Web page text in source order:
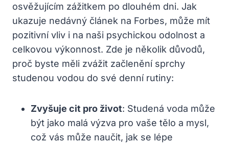
osvěžujícím zážitkem po dlouhém dni. Jak
ukazuje nedávný článek na Forbes, může mít
⁤pozitivní vliv i na naši psychickou odolnost a
celkovou výkonnost. Zde je několik důvodů,
proč byste měli zvážit začlenění sprchy
studenou vodou do své​ denní rutiny:
Zvyšuje cit pro život: Studená voda může
být jako malá​ výzva pro vaše tělo a mysl,
což vás může naučit, jak se lépe